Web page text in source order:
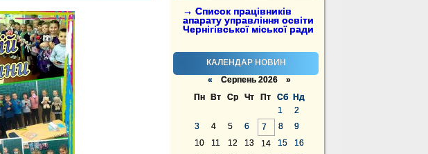
→ Список працівників
апарату управління освіти
Чернігівської міської ради
КАЛЕНДАР НОВИН
« Серпень 2026 »
Пн
Вт Ср Чт Пт Сб
Нд
1
2
3
4 5 6 7 8
9
10
11 12 13 14 15
16